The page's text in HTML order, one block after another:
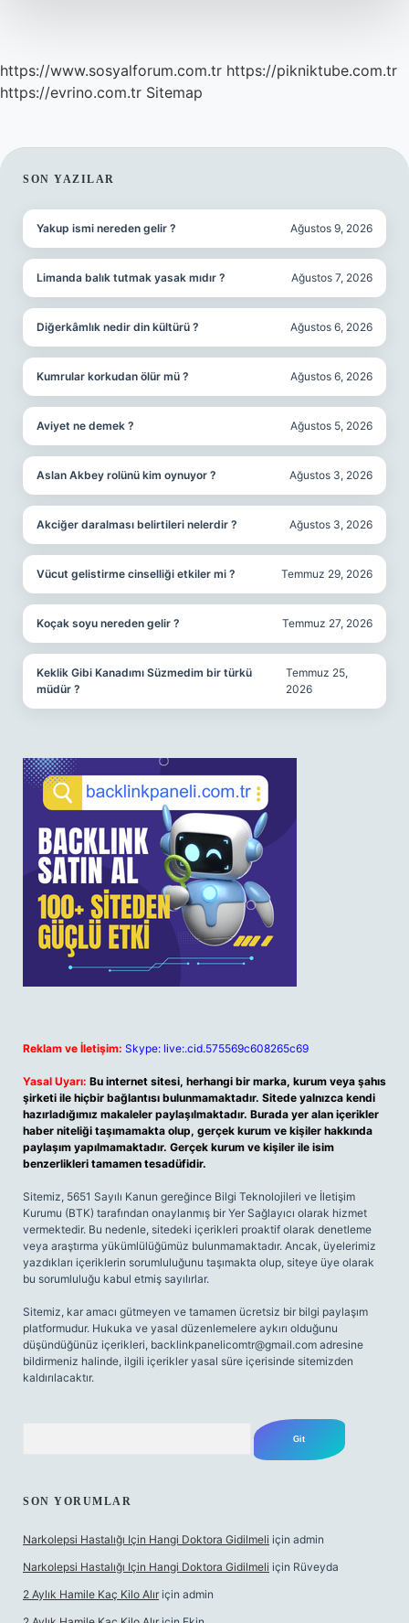
https://www.sosyalforum.com.tr https://pikniktube.com.tr
https://evrino.com.tr Sitemap
SIDEBAR
SON YAZILAR
Yakup ismi nereden gelir ? Ağustos 9, 2026
Limanda balık tutmak yasak mıdır ? Ağustos 7, 2026
Diğerkâmlık nedir din kültürü ? Ağustos 6, 2026
Kumrular korkudan ölür mü ? Ağustos 6, 2026
Aviyet ne demek ? Ağustos 5, 2026
Aslan Akbey rolünü kim oynuyor ? Ağustos 3, 2026
Akciğer daralması belirtileri nelerdir ? Ağustos 3, 2026
Vücut gelistirme cinselliği etkiler mi ? Temmuz 29, 2026
Koçak soyu nereden gelir ? Temmuz 27, 2026
Keklik Gibi Kanadımı Süzmedim bir türkü
müdür ?
Temmuz 25,
2026
Reklam ve İletişim: Skype: live:.cid.575569c608265c69
Yasal Uyarı: Bu internet sitesi, herhangi bir marka, kurum veya şahıs
şirketi ile hiçbir bağlantısı bulunmamaktadır. Sitede yalnızca kendi
hazırladığımız makaleler paylaşılmaktadır. Burada yer alan içerikler
haber niteliği taşımamakta olup, gerçek kurum ve kişiler hakkında
paylaşım yapılmamaktadır. Gerçek kurum ve kişiler ile isim
benzerlikleri tamamen tesadüfidir.
Sitemiz, 5651 Sayılı Kanun gereğince Bilgi Teknolojileri ve İletişim
Kurumu (BTK) tarafından onaylanmış bir Yer Sağlayıcı olarak hizmet
vermektedir. Bu nedenle, sitedeki içerikleri proaktif olarak denetleme
veya araştırma yükümlülüğümüz bulunmamaktadır. Ancak, üyelerimiz
yazdıkları içeriklerin sorumluluğunu taşımakta olup, siteye üye olarak
bu sorumluluğu kabul etmiş sayılırlar.
Sitemiz, kar amacı gütmeyen ve tamamen ücretsiz bir bilgi paylaşım
platformudur. Hukuka ve yasal düzenlemelere aykırı olduğunu
düşündüğünüz içerikleri, backlinkpanelicomtr@gmail.com adresine
bildirmeniz halinde, ilgili içerikler yasal süre içerisinde sitemizden
kaldırılacaktır.
SON YORUMLAR
Narkolepsi Hastalığı Için Hangi Doktora Gidilmeli için admin
Narkolepsi Hastalığı Için Hangi Doktora Gidilmeli için Rüveyda
2 Aylık Hamile Kaç Kilo Alır için admin